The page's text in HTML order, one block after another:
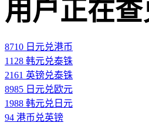
用户正在
8710 日元兑港币
1128 韩元兑泰铢
2161 英镑兑泰铢
8985 日元兑欧元
1988 韩元兑日元
94 港币兑英镑